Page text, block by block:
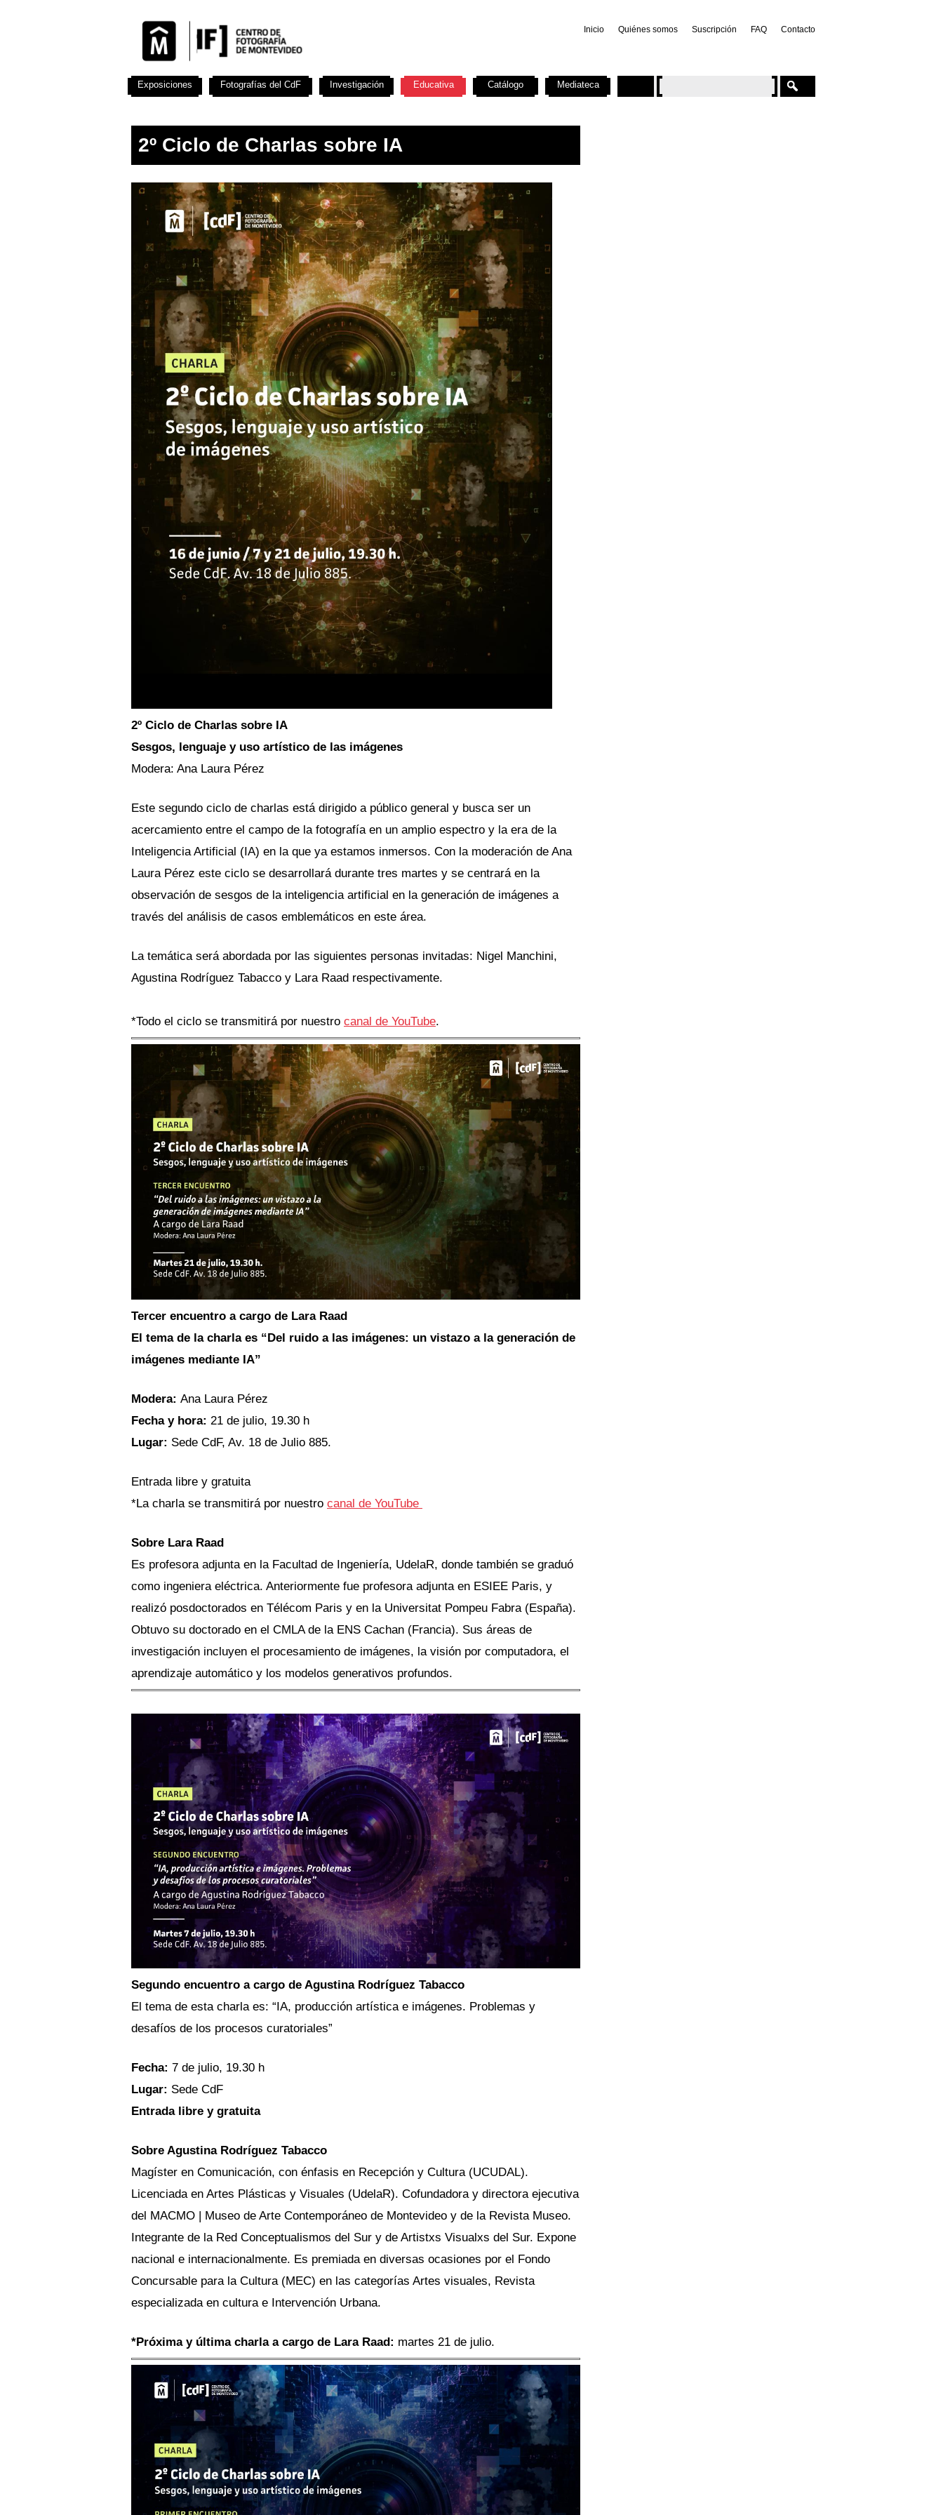
Inicio Quiénes somos Suscripción FAQ Contacto
2º Ciclo de Charlas sobre IA
2º Ciclo de Charlas sobre IA
Sesgos, lenguaje y uso artístico de las imágenes
Modera: Ana Laura Pérez
Este segundo ciclo de charlas está dirigido a público general y busca ser un
acercamiento entre el campo de la fotografía en un amplio espectro y la era de la
Inteligencia Artificial (IA) en la que ya estamos inmersos. Con la moderación de Ana
Laura Pérez este ciclo se desarrollará durante tres martes y se centrará en la
observación de sesgos de la inteligencia artificial en la generación de imágenes a
través del análisis de casos emblemáticos en este área.
La temática será abordada por las siguientes personas invitadas: Nigel Manchini,
Agustina Rodríguez Tabacco y Lara Raad respectivamente.
*Todo el ciclo se transmitirá por nuestro canal de YouTube.
Tercer encuentro a cargo de Lara Raad
El tema de la charla es “Del ruido a las imágenes: un vistazo a la generación de
imágenes mediante IA”
Modera: Ana Laura Pérez
Fecha y hora: 21 de julio, 19.30 h
Lugar: Sede CdF, Av. 18 de Julio 885.
Entrada libre y gratuita
*La charla se transmitirá por nuestro canal de YouTube
Sobre Lara Raad
Es profesora adjunta en la Facultad de Ingeniería, UdelaR, donde también se graduó
como ingeniera eléctrica. Anteriormente fue profesora adjunta en ESIEE Paris, y
realizó posdoctorados en Télécom Paris y en la Universitat Pompeu Fabra (España).
Obtuvo su doctorado en el CMLA de la ENS Cachan (Francia). Sus áreas de
investigación incluyen el procesamiento de imágenes, la visión por computadora, el
aprendizaje automático y los modelos generativos profundos.
Segundo encuentro a cargo de Agustina Rodríguez Tabacco
El tema de esta charla es: “IA, producción artística e imágenes. Problemas y
desafíos de los procesos curatoriales”
Fecha: 7 de julio, 19.30 h
Lugar: Sede CdF
Entrada libre y gratuita
Sobre Agustina Rodríguez Tabacco
Magíster en Comunicación, con énfasis en Recepción y Cultura (UCUDAL).
Licenciada en Artes Plásticas y Visuales (UdelaR). Cofundadora y directora ejecutiva
del MACMO | Museo de Arte Contemporáneo de Montevideo y de la Revista Museo.
Integrante de la Red Conceptualismos del Sur y de Artistxs Visualxs del Sur. Expone
nacional e internacionalmente. Es premiada en diversas ocasiones por el Fondo
Concursable para la Cultura (MEC) en las categorías Artes visuales, Revista
especializada en cultura e Intervención Urbana.
*Próxima y última charla a cargo de Lara Raad: martes 21 de julio.
Exposiciones Fotografías del CdF Investigación Educativa Catálogo Mediateca